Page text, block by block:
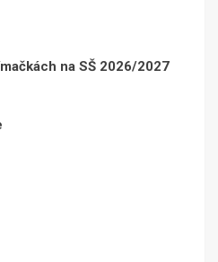
na SŠ 2026/2027